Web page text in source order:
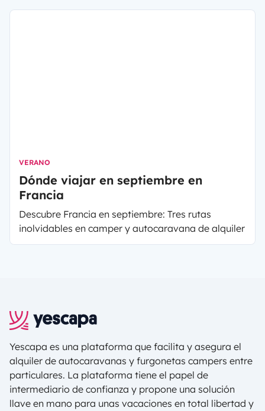
hoy te proponemos algunos destinos ideales para
VERANO
Dónde viajar en septiembre en
Francia
Descubre Francia en septiembre: Tres rutas
inolvidables en camper y autocaravana de alquiler
Yescapa es una plataforma que facilita y asegura el
alquiler de autocaravanas y furgonetas campers entre
particulares. La plataforma tiene el papel de
intermediario de confianza y propone una solución
llave en mano para unas vacaciones en total libertad y